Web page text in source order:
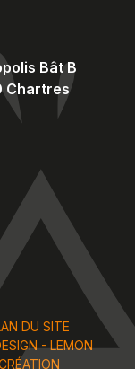
Bât B
Chartres
DU SITE
- LEMON